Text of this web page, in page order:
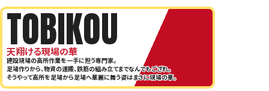
TOBIKOU
天翔ける現場の華
建設現場の高所作業を一手に担う専門家。
足場作りから、物資の運搬、鉄筋の組み立てまでなんでもござれ。
そうやって高所を足場から足場へ華麗に舞う姿はまさに現場の華。